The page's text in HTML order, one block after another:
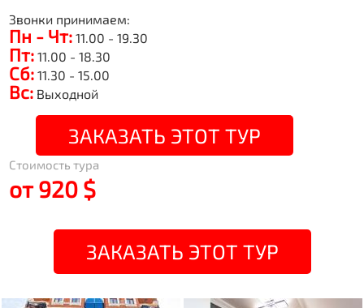
Звонки принимаем:
Пн - Чт: 11.00 - 19.30
Пт: 11.00 - 18.30
Сб: 11.30 - 15.00
Вс: Выходной
ЗАКАЗАТЬ ЭТОТ ТУР
Стоимость тура
от 920 $
ЗАКАЗАТЬ ЭТОТ ТУР